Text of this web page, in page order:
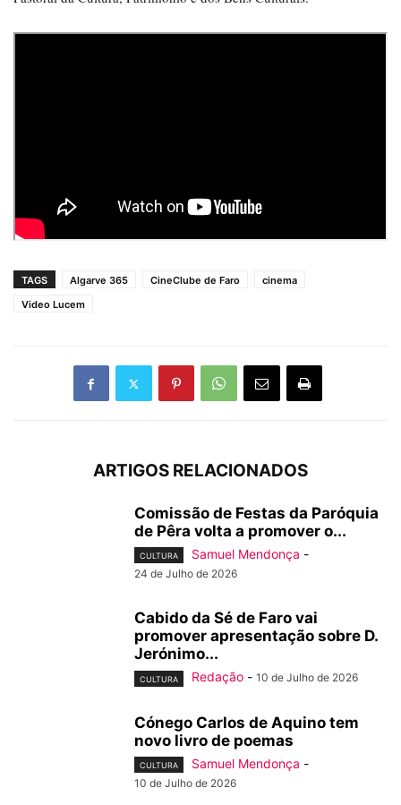
TAGS Algarve 365 CineClube de Faro
cinema
Video Lucem
ARTIGOS RELACIONADOS
Comissão de Festas da Paróquia
de Pêra volta a promover o...
CULTURA Samuel Mendonça -
24 de Julho de 2026
Cabido da Sé de Faro vai
promover apresentação sobre D.
Jerónimo...
CULTURA Redação - 10 de Julho de 2026
Cónego Carlos de Aquino tem
novo livro de poemas
CULTURA Samuel Mendonça -
10 de Julho de 2026